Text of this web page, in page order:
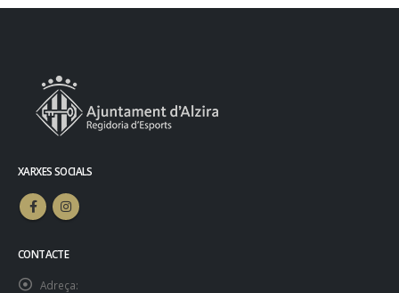
XARXES SOCIALS
CONTACTE
Adreça: